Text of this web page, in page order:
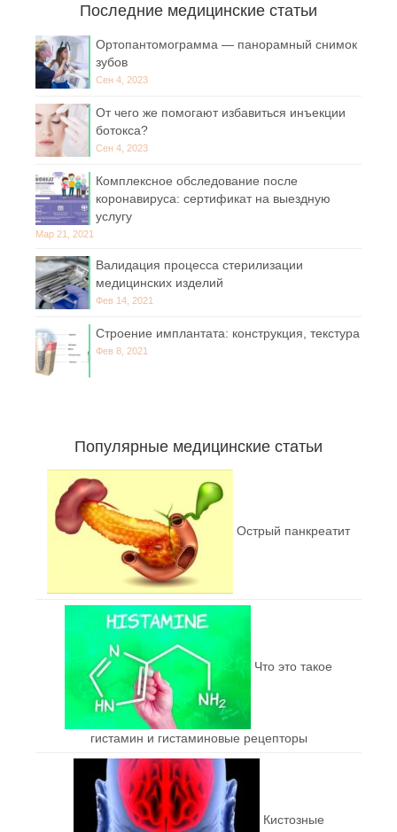
Последние медицинские статьи
Ортопантомограмма — панорамный снимок
зубов
Сен 4, 2023
От чего же помогают избавиться инъекции
ботокса?
Сен 4, 2023
Комплексное обследование после
коронавируса: сертификат на выездную
услугу
Мар 21, 2021
Валидация процесса стерилизации
медицинских изделий
Фев 14, 2021
Строение имплантата: конструкция, текстура
Фев 8, 2021
Популярные медицинские статьи
Острый панкреатит
Что это такое
гистамин и гистаминовые рецепторы
Кистозные